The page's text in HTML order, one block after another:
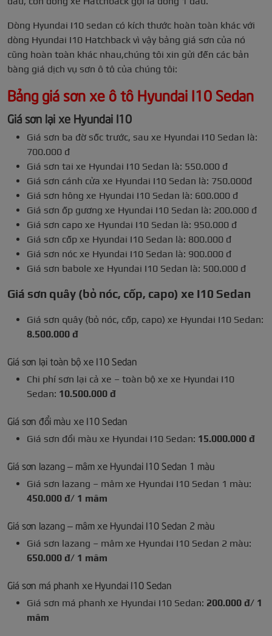
Dòng Hyundai I10 sedan có kích thước hoàn toàn khác với
dòng Hyundai I10 Hatchback vì vậy bảng giá sơn của nó
cũng hoàn toàn khác nhau,chúng tôi xin gửi đến các bản
bàng giá dịch vụ sơn ô tô của chúng tôi:
Bảng giá sơn xe ô tô Hyundai I10 Sedan
Giá sơn lại xe Hyundai I10
Giá sơn ba đờ sốc trước, sau xe Hyundai I10 Sedan là:
700.000 đ
Giá sơn tai xe Hyundai I10 Sedan là: 550.000 đ
Giá sơn cánh cửa xe Hyundai I10 Sedan là: 750.000đ
Giá sơn hông xe Hyundai I10 Sedan là: 600.000 đ
Giá sơn ốp gương xe Hyundai I10 Sedan là: 200.000 đ
Giá sơn capo xe Hyundai I10 Sedan là: 950.000 đ
Giá sơn cốp xe Hyundai I10 Sedan là: 800.000 đ
Giá sơn nóc xe Hyundai I10 Sedan là: 900.000 đ
Giá sơn babole xe Hyundai I10 Sedan là: 500.000 đ
Giá sơn quây (bỏ nóc, cốp, capo) xe I10 Sedan
Giá sơn quây (bỏ nóc, cốp, capo) xe Hyundai I10 Sedan:
8.500.000 đ
Giá sơn lại toàn bộ xe I10 Sedan
Chi phí sơn lại cả xe – toàn bộ xe xe Hyundai I10
Sedan: 10.500.000 đ
Giá sơn đổi màu xe I10 Sedan
Giá sơn đổi màu xe Hyundai I10 Sedan: 15.000.000 đ
Giá sơn lazang – mâm xe Hyundai I10 Sedan 1 màu
Giá sơn lazang – mâm xe Hyundai I10 Sedan 1 màu:
450.000 đ/ 1 mâm
Giá sơn lazang – mâm xe Hyundai I10 Sedan 2 màu
Giá sơn lazang – mâm xe Hyundai I10 Sedan 2 màu:
650.000 đ/ 1 mâm
Giá sơn má phanh xe Hyundai I10 Sedan
Giá sơn má phanh xe Hyundai I10 Sedan: 200.000 đ/ 1
mâm